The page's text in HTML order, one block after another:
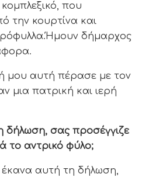
που
την κουρτίνα και
δήμαρχος
μου αυτή πέρασε με τον
μια πατρική και ιερή
δήλωση, σας προσέγγιζε
το αντρικό φύλο;
αυτή τη δήλωση,